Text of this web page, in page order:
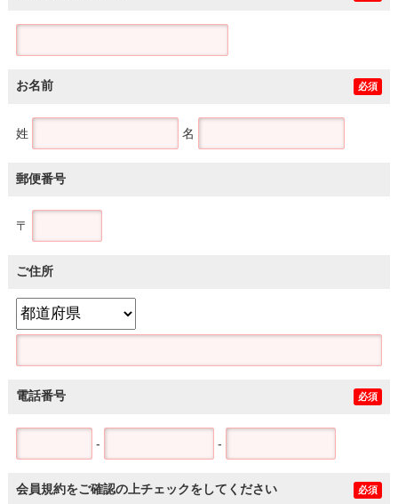
お名前 必須
姓 名
郵便番号
〒
ご住所
電話番号 必須
- -
会員規約をご確認の上チェックをしてください 必須